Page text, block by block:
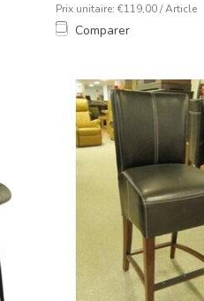
Prix unitaire: €119,00 / Article
Comparer